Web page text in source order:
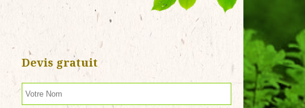
Devis gratuit